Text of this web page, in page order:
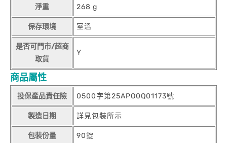
淨重 268 g
保存環境 室溫
是否可門市/超商
取貨
Y
商品屬性
投保產品責任險 0500字第25APO0Q01173號
製造日期 詳見包裝所示
包裝份量 90錠